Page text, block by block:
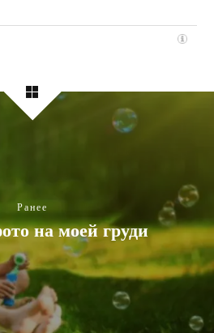
Ранее
на моей груди